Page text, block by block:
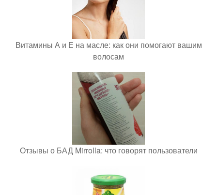
Витамины А и Е на масле: как они помогают вашим
волосам
Отзывы о БАД Mirrolla: что говорят пользователи